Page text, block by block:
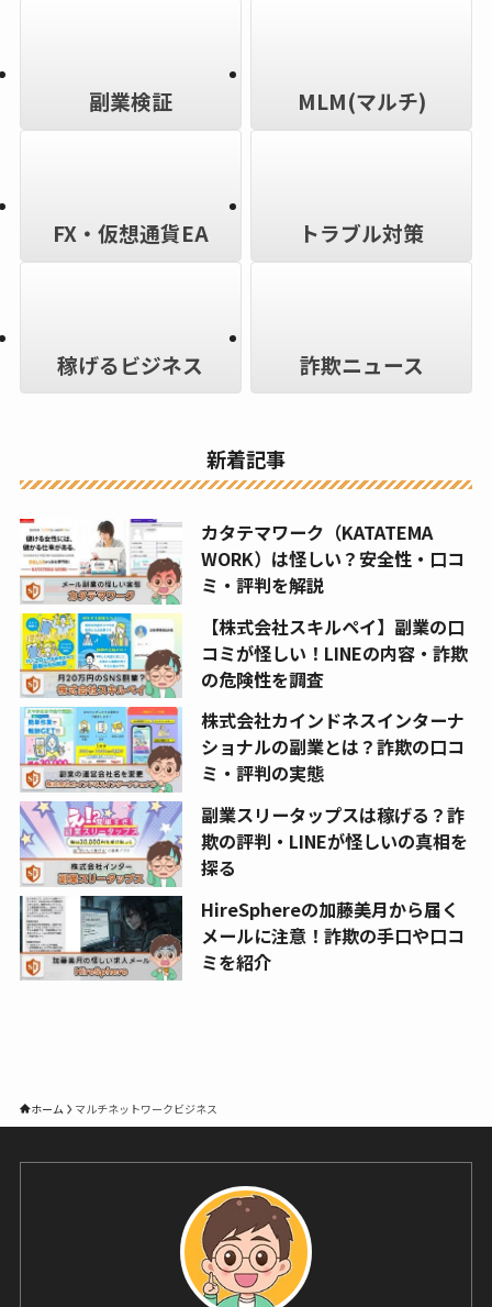
副業検証 MLM(マルチ)
FX・仮想通貨EA トラブル対策
稼げるビジネス 詐欺ニュース
新着記事
カタテマワーク（KATATEMA
WORK）は怪しい？安全性・口コ
ミ・評判を解説
【株式会社スキルペイ】副業の口
コミが怪しい！LINEの内容・詐欺
の危険性を調査
株式会社カインドネスインターナ
ショナルの副業とは？詐欺の口コ
ミ・評判の実態
副業スリータップスは稼げる？詐
欺の評判・LINEが怪しいの真相を
探る
HireSphereの加藤美月から届く
メールに注意！詐欺の手口や口コ
ミを紹介
ホーム マルチネットワークビジネス